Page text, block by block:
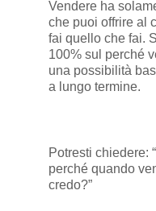
Vendere ha
che puoi offrire al
fai quello che fai.
100% sul perché
una possibilità
a lungo termine.
Potresti chiedere:
perché quando
credo?”